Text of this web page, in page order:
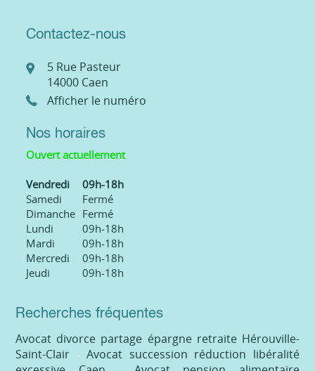
Contactez-nous
5 Rue Pasteur
14000 Caen
Afficher le numéro
Nos horaires
Ouvert actuellement
Vendredi
09h-18h
Samedi
Fermé
Dimanche Fermé
Lundi
09h-18h
Mardi
09h-18h
Mercredi
09h-18h
Jeudi
09h-18h
Recherches fréquentes
Avocat divorce partage épargne retraite Hérouville-
Saint-Clair
Avocat succession réduction libéralité